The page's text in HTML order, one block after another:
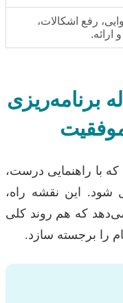
رفع اشکالات،
ارائه.
برنامه‌ریزی
با راهنمایی درست،
شود. این نقشه راه،
که هم روند کلی
را برجسته سازد.